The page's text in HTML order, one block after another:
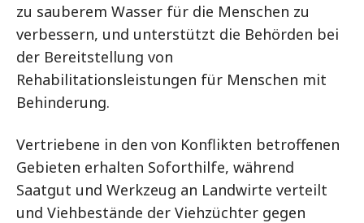
zu sauberem Wasser für die Menschen zu
verbessern, und unterstützt die Behörden bei
der Bereitstellung von
Rehabilitationsleistungen für Menschen mit
Behinderung.
Vertriebene in den von Konflikten betroffenen
Gebieten erhalten Soforthilfe, während
Saatgut und Werkzeug an Landwirte verteilt
und Viehbestände der Viehzüchter gegen